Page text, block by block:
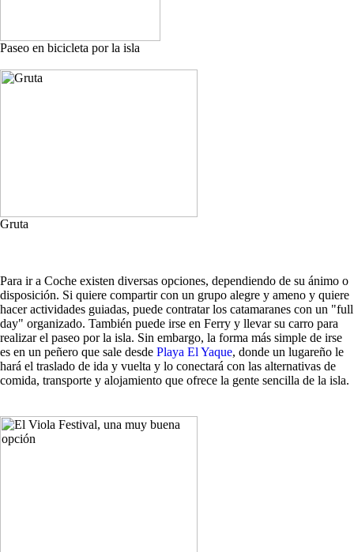
Paseo en bicicleta por la isla
Gruta
Para ir a Coche existen diversas opciones, dependiendo de su ánimo o
disposición. Si quiere compartir con un grupo alegre y ameno y quiere
hacer actividades guiadas, puede contratar los catamaranes con un "full
day" organizado. También puede irse en Ferry y llevar su carro para
realizar el paseo por la isla. Sin embargo, la forma más simple de irse
es en un peñero que sale desde Playa El Yaque, donde un lugareño le
hará el traslado de ida y vuelta y lo conectará con las alternativas de
comida, transporte y alojamiento que ofrece la gente sencilla de la isla.